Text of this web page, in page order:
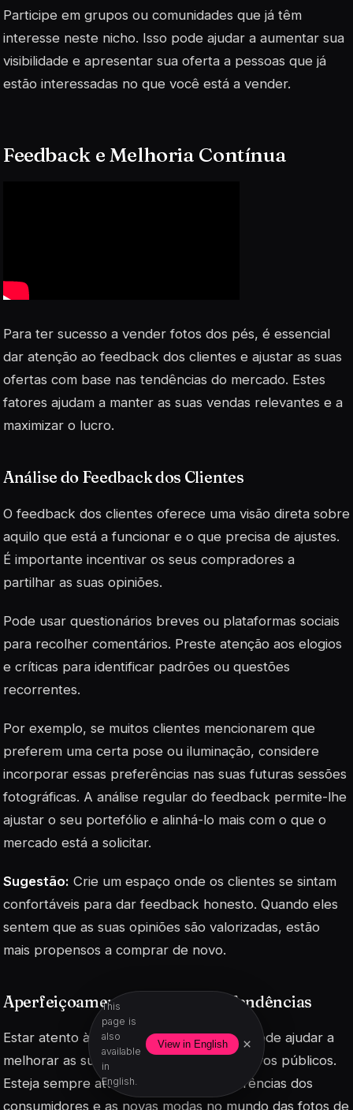
This
page is
also
available
in
English.
View in English ×
Participe em grupos ou comunidades que já têm
interesse neste nicho. Isso pode ajudar a aumentar sua
visibilidade e apresentar sua oferta a pessoas que já
estão interessadas no que você está a vender.
Feedback e Melhoria Contínua
Para ter sucesso a vender fotos dos pés, é essencial
dar atenção ao feedback dos clientes e ajustar as suas
ofertas com base nas tendências do mercado. Estes
fatores ajudam a manter as suas vendas relevantes e a
maximizar o lucro.
Análise do Feedback dos Clientes
O feedback dos clientes oferece uma visão direta sobre
aquilo que está a funcionar e o que precisa de ajustes.
É importante incentivar os seus compradores a
partilhar as suas opiniões.
Pode usar questionários breves ou plataformas sociais
para recolher comentários. Preste atenção aos elogios
e críticas para identificar padrões ou questões
recorrentes.
Por exemplo, se muitos clientes mencionarem que
preferem uma certa pose ou iluminação, considere
incorporar essas preferências nas suas futuras sessões
fotográficas. A análise regular do feedback permite-lhe
ajustar o seu portefólio e alinhá-lo mais com o que o
mercado está a solicitar.
Sugestão: Crie um espaço onde os clientes se sintam
confortáveis para dar feedback honesto. Quando eles
sentem que as suas opiniões são valorizadas, estão
mais propensos a comprar de novo.
Aperfeiçoamento Baseado em Tendências
Estar atento às tendências do mercado pode ajudar a
melhorar as suas ofertas e a capturar novos públicos.
Esteja sempre atualizado com as preferências dos
consumidores e as novas modas no mundo das fotos de